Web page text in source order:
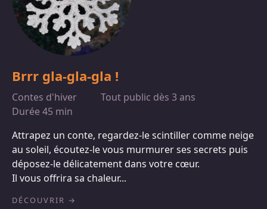
Brrr gla-gla-gla !
Contes d'hiver
Tout public dès 3 ans
Durée 45 min
Attrapez un conte, regardez-le scintiller comme neige
au soleil, écoutez-le vous murmurer ses secrets puis
déposez-le délicatement dans votre cœur.
Il vous offrira sa chaleur...
DÉCOUVRIR